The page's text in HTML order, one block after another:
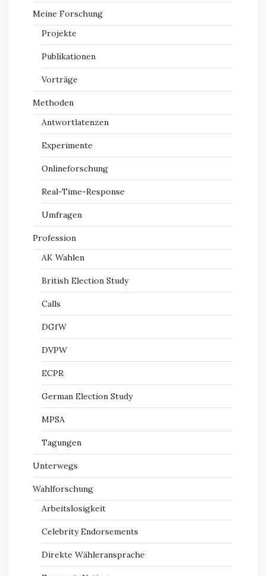
Meine Forschung
Projekte
Publikationen
Vorträge
Methoden
Antwortlatenzen
Experimente
Onlineforschung
Real-Time-Response
Umfragen
Profession
AK Wahlen
British Election Study
Calls
DGfW
DVPW
ECPR
German Election Study
MPSA
Tagungen
Unterwegs
Wahlforschung
Arbeitslosigkeit
Celebrity Endorsements
Direkte Wähleransprache